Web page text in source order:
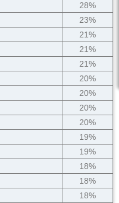
28%
23%
21%
21%
21%
20%
20%
20%
20%
19%
19%
18%
18%
18%